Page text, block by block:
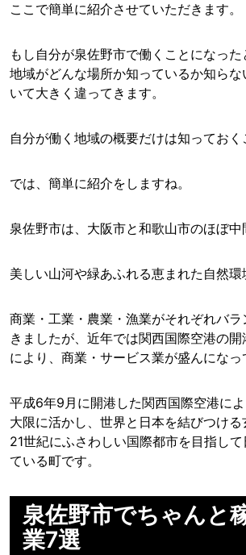
ここで簡単に紹介させていただきます。
もし自分が泉佐野市で働くことになった
地域がどんな場所か知っているか知ら
いて大きく違ってきます。
自分が働く地域の概要だけは知っておく
では、簡単に紹介をしますね。
泉佐野市は、大阪市と和歌山市のほぼ中
美しい山河や緑あふれる恵まれた自然環
商業・工業・農業・漁業がそれぞれバラ
きましたが、近年では関西国際空港の
により、商業・サービス業が盛んになっ
平成6年9月に開港した関西国際空港に
大限に活かし、世界と日本を結びつける
21世紀にふさわしい国際都市を目指し
ている町です。
泉佐野市でちゃんと
業7選